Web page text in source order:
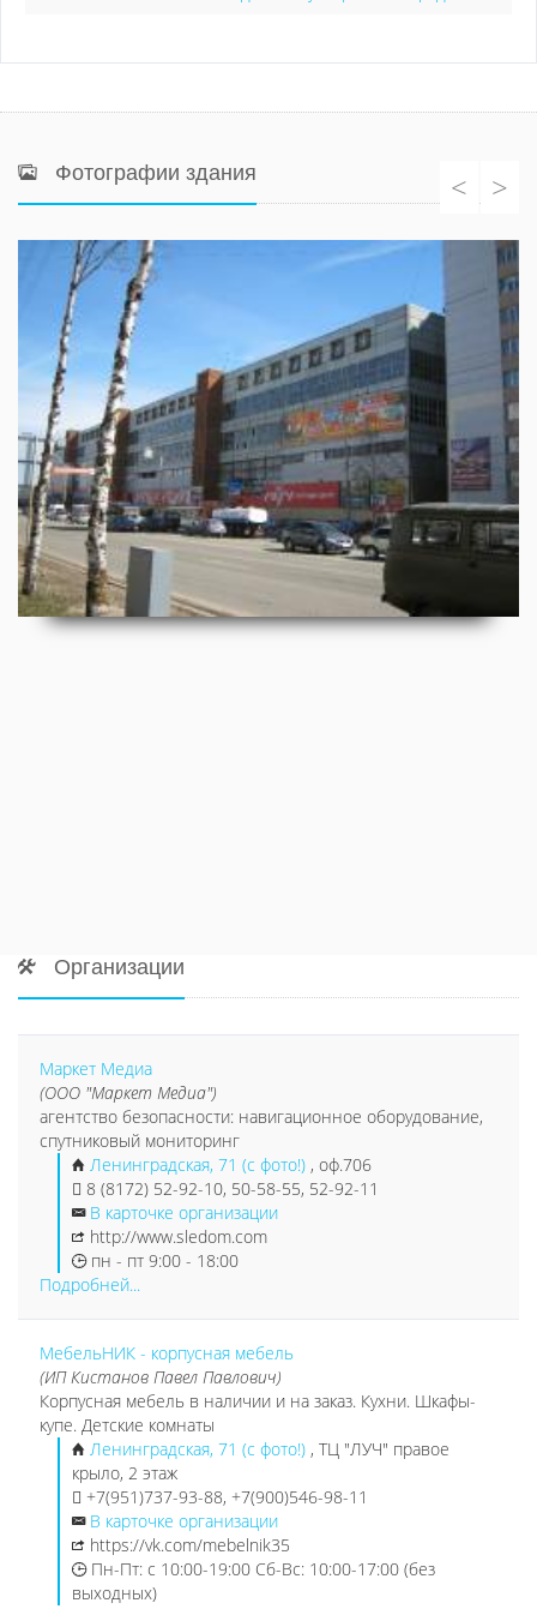
Фотографии здания < >
Организации
Маркет Медиа
(ООО "Маркет Медиа")
агентство безопасности: навигационное оборудование,
спутниковый мониторинг
Ленинградская, 71 (с фото!) , оф.706
8 (8172) 52-92-10, 50-58-55, 52-92-11
В карточке организации
http://www.sledom.com
пн - пт 9:00 - 18:00
Подробней...
МебельНИК - корпусная мебель
(ИП Кистанов Павел Павлович)
Корпусная мебель в наличии и на заказ. Кухни. Шкафы-
купе. Детские комнаты
Ленинградская, 71 (с фото!) , ТЦ "ЛУЧ" правое
крыло, 2 этаж
+7(951)737-93-88, +7(900)546-98-11
В карточке организации
https://vk.com/mebelnik35
Пн-Пт: с 10:00-19:00 Сб-Вс: 10:00-17:00 (без
выходных)